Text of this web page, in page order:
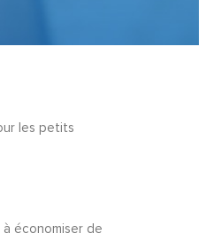
les petits
économiser de